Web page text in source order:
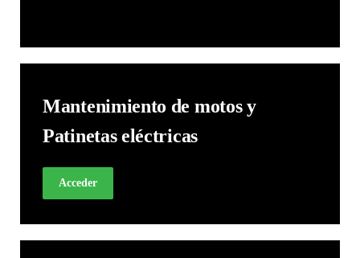
Mantenimiento de motos y
Patinetas eléctricas
Acceder